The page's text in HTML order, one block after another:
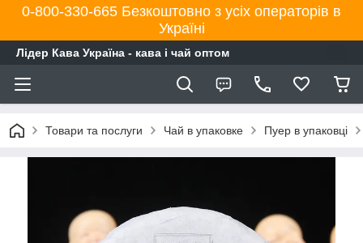
0-800-330-665 Безкоштовно з усіх операторів в
Україні
Лідер Кава Україна - кава і чай оптом
Товари та послуги Чай в упаковке Пуер в упаковці